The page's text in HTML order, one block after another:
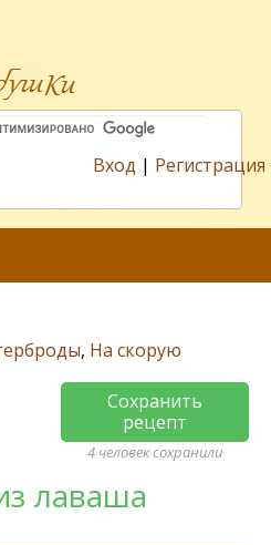
Вход | Регистрация
, На скорую
Сохранить
рецепт
4 человек сохранили
лаваша